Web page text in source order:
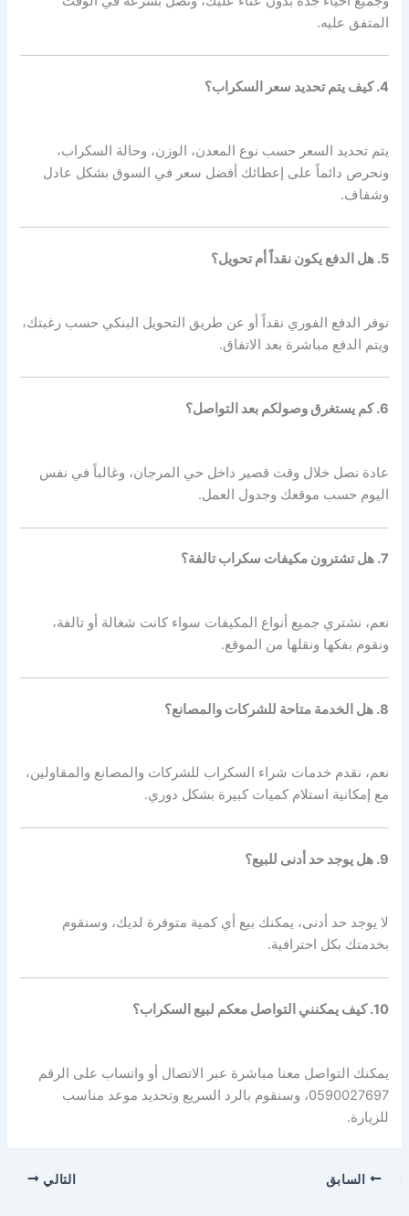
المتفق عليه.
4. كيف يتم تحديد سعر السكراب؟
يتم تحديد السعر حسب نوع المعدن، الوزن، وحالة السكراب،
ونحرص دائماً على إعطائك أفضل سعر في السوق بشكل عادل
وشفاف.
5. هل الدفع يكون نقداً أم تحويل؟
نوفر الدفع الفوري نقداً أو عن طريق التحويل البنكي حسب رغبتك،
ويتم الدفع مباشرة بعد الاتفاق.
6. كم يستغرق وصولكم بعد التواصل؟
عادة نصل خلال وقت قصير داخل حي المرجان، وغالباً في نفس
اليوم حسب موقعك وجدول العمل.
7. هل تشترون مكيفات سكراب تالفة؟
نعم، نشتري جميع أنواع المكيفات سواء كانت شغالة أو تالفة،
ونقوم بفكها ونقلها من الموقع.
8. هل الخدمة متاحة للشركات والمصانع؟
نعم، نقدم خدمات شراء السكراب للشركات والمصانع والمقاولين،
مع إمكانية استلام كميات كبيرة بشكل دوري.
9. هل يوجد حد أدنى للبيع؟
لا يوجد حد أدنى، يمكنك بيع أي كمية متوفرة لديك، وسنقوم
بخدمتك بكل احترافية.
10. كيف يمكنني التواصل معكم لبيع السكراب؟
يمكنك التواصل معنا مباشرة عبر الاتصال أو واتساب على الرقم
0590027697، وسنقوم بالرد السريع وتحديد موعد مناسب
للزيارة.
السابق التالي